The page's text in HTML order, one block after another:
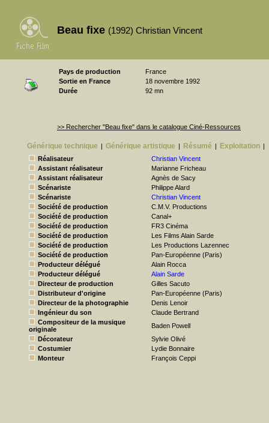
Beau fixe (1992) Christian Vincent
Pays de production
France
Sortie en France
18 novembre 1992
Durée
92 mn
>> Rechercher "Beau fixe" dans le catalogue Ciné-Ressources
Générique technique | Générique artistique | Résumé | Exploitation |
Réalisateur
Christian Vincent
Assistant réalisateur
Marianne Fricheau
Assistant réalisateur
Agnès de Sacy
Scénariste
Philippe Alard
Scénariste
Christian Vincent
Société de production
C.M.V. Productions
Société de production
Canal+
Société de production
FR3 Cinéma
Société de production
Les Films Alain Sarde
Société de production
Les Productions Lazennec
Société de production
Pan-Européenne (Paris)
Producteur délégué
Alain Rocca
Producteur délégué
Alain Sarde
Directeur de production
Gilles Sacuto
Distributeur d'origine
Pan-Européenne (Paris)
Directeur de la photographie
Denis Lenoir
Ingénieur du son
Claude Bertrand
Compositeur de la musique
originale
Baden Powell
Décorateur
Sylvie Olivé
Costumier
Lydie Bonnaire
Monteur
François Ceppi